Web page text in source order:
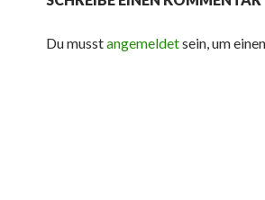
Du musstangemeldetsein, um